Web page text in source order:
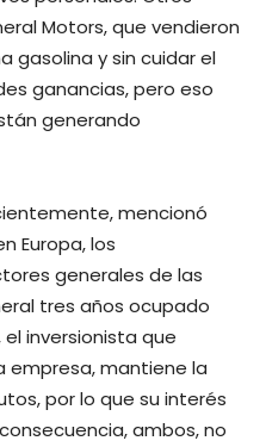
Motors, que vendieron
gasolina y sin cuidar el
ganancias, pero eso
generando
mencionó
Europa, los
generales de las
tres años ocupado
inversionista que
empresa, mantiene la
por lo que su interés
ambos, no